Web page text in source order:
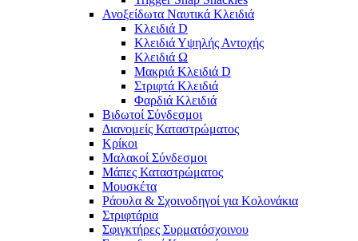
Ανοξείδωτα Ναυτικά Κλειδιά
Κλειδιά D
Κλειδιά Υψηλής Αντοχής
Κλειδιά Ω
Μακριά Κλειδιά D
Στριφτά Κλειδιά
Φαρδιά Κλειδιά
Βιδωτοί Σύνδεσμοι
Διανομείς Καταστρώματος
Κρίκοι
Μαλακοί Σύνδεσμοι
Μάπες Καταστρώματος
Μουσκέτα
Ράουλα & Σχοινοδηγοί για Κολονάκια
Στριφτάρια
Σφιγκτήρες Συρματόσχοινου